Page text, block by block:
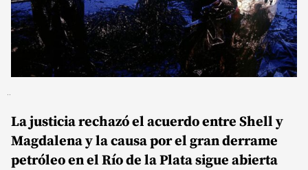
La justicia rechazó el acuerdo entre Shell y
Magdalena y la causa por el gran derrame
petróleo en el Río de la Plata sigue abierta